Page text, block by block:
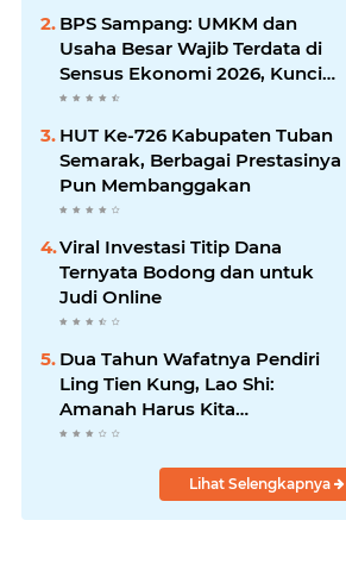
Komunikasi Antar-Kades untuk
Memajukan Desa
BPS Sampang: UMKM dan
Usaha Besar Wajib Terdata di
Sensus Ekonomi 2026, Kunci
Kebijakan Tepat Sasaran
HUT Ke-726 Kabupaten Tuban
Semarak, Berbagai Prestasinya
Pun Membanggakan
Viral Investasi Titip Dana
Ternyata Bodong dan untuk
Judi Online
Dua Tahun Wafatnya Pendiri
Ling Tien Kung, Lao Shi:
Amanah Harus Kita
Laksanakan!
Lihat Selengkapnya